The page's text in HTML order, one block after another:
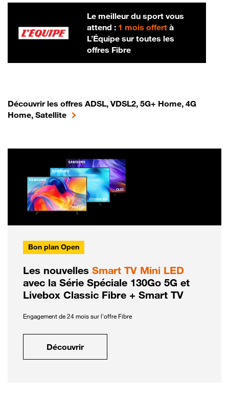
Le meilleur du sport vous
attend : 1 mois offertà
L’Équipe sur toutes les
offres Fibre
Découvrir les offres ADSL, VDSL2, 5G+ Home, 4G
Home, Satellite
Bon plan Open
Les nouvelles Smart TV Mini LED
avec la Série Spéciale 130Go 5G et
Livebox Classic Fibre + Smart TV
Engagement de 24 mois sur l'offre Fibre
Découvrir